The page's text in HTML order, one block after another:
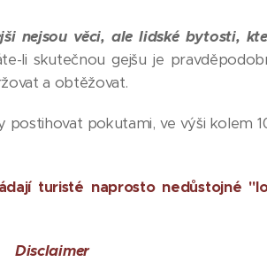
nejsou věci, ale lidské bytosti,
li skutečnou gejšu je
a obtěžovat.
postihovat pokutami, ve výši kolem
turisté naprosto nedůstojné
Disclaimer